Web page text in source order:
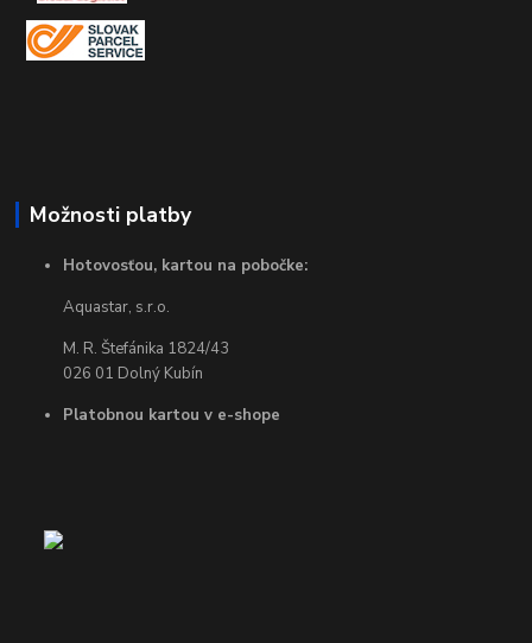
Možnosti platby
Hotovosťou, kartou na pobočke:
Aquastar, s.r.o.
M. R. Štefánika 1824/43
026 01 Dolný Kubín
Platobnou kartou v e-shope